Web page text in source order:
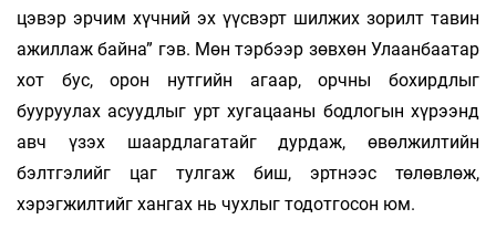
цэвэр эрчим хүчний эх үүсвэрт шилжих зорилт тавин
ажиллаж байна” гэв. Мөн тэрбээр зөвхөн Улаанбаатар
хот бус, орон нутгийн агаар, орчны бохирдлыг
бууруулах асуудлыг урт хугацааны бодлогын хүрээнд
авч үзэх шаардлагатайг дурдаж, өвөлжилтийн
бэлтгэлийг цаг тулгаж биш, эртнээс төлөвлөж,
хэрэгжилтийг хангах нь чухлыг тодотгосон юм.